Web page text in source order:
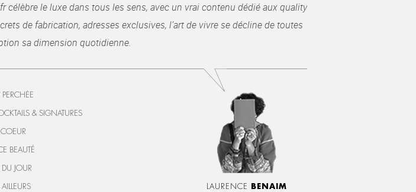
le luxe dans tous les sens, avec un vrai contenu dédié aux quality
de fabrication, adresses exclusives, l’art de vivre se décline de toutes
sa dimension quotidienne.
LAURENCE BENAIM
PERCHÉE
& SIGNATURES
BEAUTÉ
DU JOUR